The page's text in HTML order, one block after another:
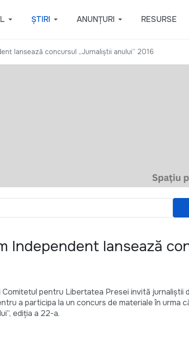
ȘTIRI ANUNȚURI RESURSE
lansează concursul „Jurnaliştii anului” 2016
Independent lansează
pentru Libertatea Presei invită jurnaliștii
a participa la un concurs de materiale în urma
ediția a 22-a.